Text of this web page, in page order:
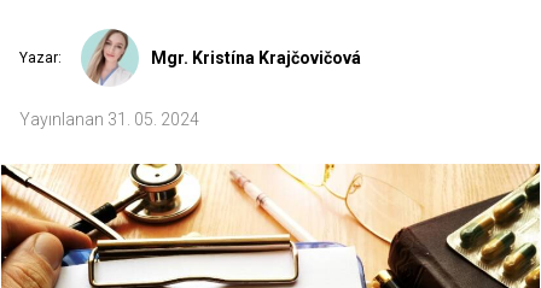
Yazar: Mgr. Kristína Krajčovičová
Yayınlanan 31. 05. 2024